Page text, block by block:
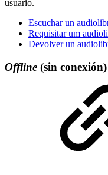
usuario.
Escuchar un
Requisitar um
Devolver un
Offline (sin